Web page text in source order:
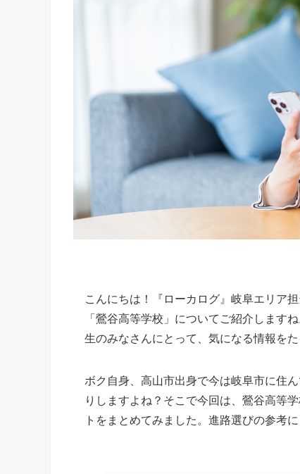
こんにちは！『ローカログ』岐阜エリア
「鶯谷高等学校」についてご紹介します
生のみなさんにとって、気になる情報を
ボク自身、高山市出身で今は岐阜市に住
りしますよね？そこで今回は、鶯谷高等
トをまとめてみました。進路選びの参考